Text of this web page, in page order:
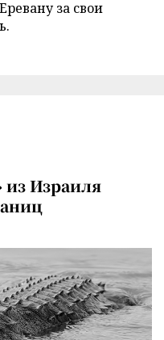
за свои
из Израиля